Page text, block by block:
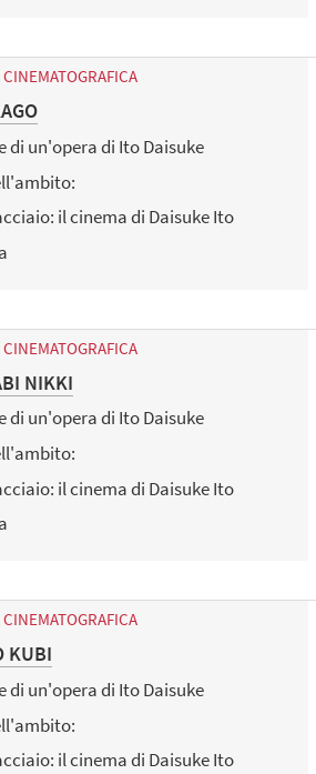
di un'opera di Ito Daisuke
il cinema di Daisuke Ito
NIKKI
di un'opera di Ito Daisuke
il cinema di Daisuke Ito
KUBI
di un'opera di Ito Daisuke
il cinema di Daisuke Ito